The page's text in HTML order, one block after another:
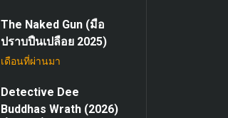
The Naked Gun (มือ
ปราบปืนเปลือย 2025)
เดือนที่ผ่านมา
Detective Dee
Buddhas Wrath (2026)